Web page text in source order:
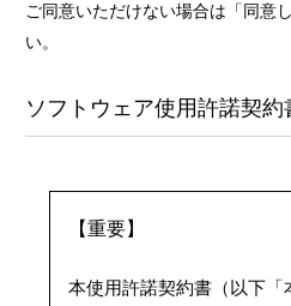
ご同意いただけない場合は「同意
い。
ソフトウェア使用許諾契約
【重要】
本使用許諾契約書（以下「